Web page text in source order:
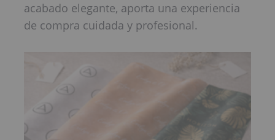
acabado elegante, aporta una experiencia
de compra cuidada y profesional.